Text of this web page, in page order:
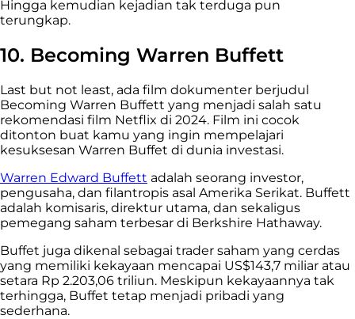
Hingga kemudian kejadian tak terduga pun
terungkap.
10. Becoming Warren Buffett
Last but not least, ada film dokumenter berjudul
Becoming Warren Buffett yang menjadi salah satu
rekomendasi film Netflix di 2024. Film ini cocok
ditonton buat kamu yang ingin mempelajari
kesuksesan Warren Buffet di dunia investasi.
Warren Edward Buffett adalah seorang investor,
pengusaha, dan filantropis asal Amerika Serikat. Buffett
adalah komisaris, direktur utama, dan sekaligus
pemegang saham terbesar di Berkshire Hathaway.
Buffet juga dikenal sebagai trader saham yang cerdas
yang memiliki kekayaan mencapai US$143,7 miliar atau
setara Rp 2.203,06 triliun. Meskipun kekayaannya tak
terhingga, Buffet tetap menjadi pribadi yang
sederhana.